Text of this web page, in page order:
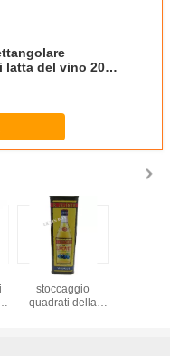
latta del vino 2010
Contenitori di
stoccaggio
quadrati della